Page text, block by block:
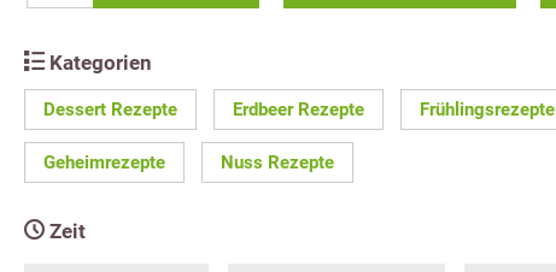
Kategorien
Dessert Rezepte Erdbeer Rezepte Frühlingsrezepte
Geheimrezepte Nuss Rezepte
Zeit